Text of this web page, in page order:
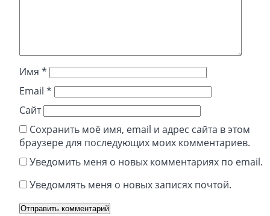
Имя*
Email*
Сайт
Сохранить моё имя, email и адрес сайта в этом
браузере для последующих моих комментариев.
Уведомить меня о новых комментариях по email.
Уведомлять меня о новых записях почтой.